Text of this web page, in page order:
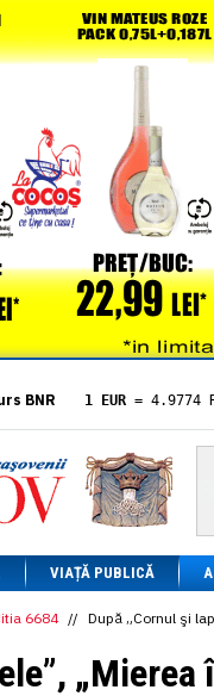
BNR 1 EUR = 4.9774
= 5.8304
1 XAU= 464.4611
1 AED= 1.1933
1 AUD= 2.7957
1 BGN= 2.5449
1 CAD= 3.1559
1 CHF= 5.2813
1 CNY
= 0.6015
1 DKK= 0.6668
1 EGP
= 0.0860
VIAȚĂ PUBLICĂ
6684 // După „Cornul şi
„Mierea